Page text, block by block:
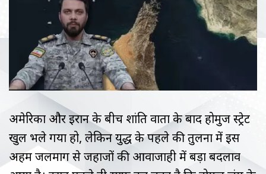
अमेरिका और ईरान के बीच शांति वार्ता के बाद होर्मुज स्ट्रेट
खुल भले गया हो, लेकिन युद्ध के पहले की तुलना में इस
अहम जलमार्ग से जहाजों की आवाजाही में बड़ा बदलाव